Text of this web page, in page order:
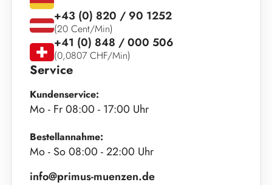
Service
Kundenservice:
Mo - Fr 08:00 - 17:00 Uhr
Bestellannahme:
Mo - So 08:00 - 22:00 Uhr
info@primus-muenzen.de
+43 (0) 820 / 90 1252
(20 Cent/Min)
+41 (0) 848 / 000 506
(0,0807 CHF/Min)